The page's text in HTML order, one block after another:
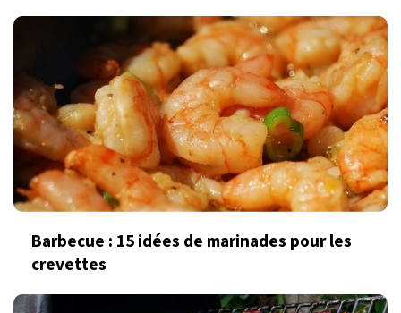
Barbecue : 15 idées de marinades pour les
crevettes